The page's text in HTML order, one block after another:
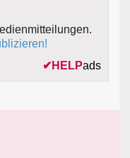
✔ HELPads